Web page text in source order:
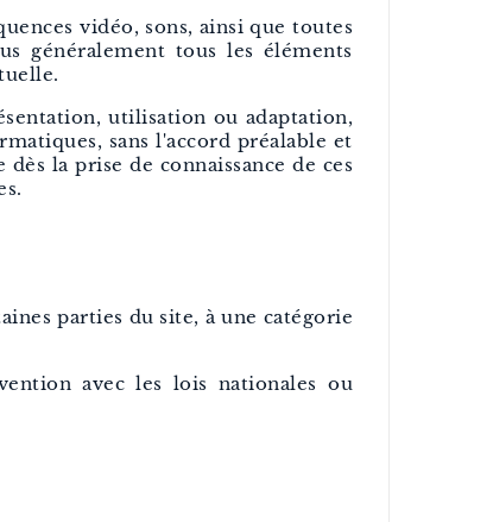
vidéo, sons, ainsi que toutes
généralement tous les éléments
utilisation ou adaptation,
sans l'accord préalable et
la prise de connaissance de ces
parties du site, à une catégorie
avec les lois nationales ou